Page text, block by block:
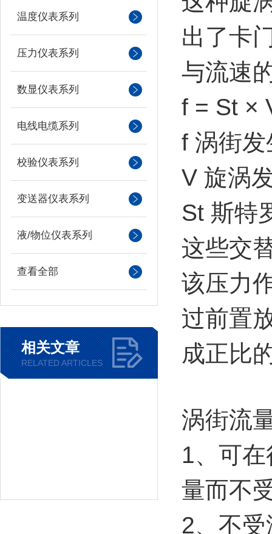
温度仪表系列
压力仪表系列
数显仪表系列
电线电缆系列
校验仪表系列
变送器仪表系列
液/物位仪表系列
查看全部
相关文章
RELATED ARTICLES
出了卡
与流速
f = St ×
f 涡街
V 旋涡
St 斯特
这些交
该压力
过前置
成正比
涡街流
1、可
量而不
2、不